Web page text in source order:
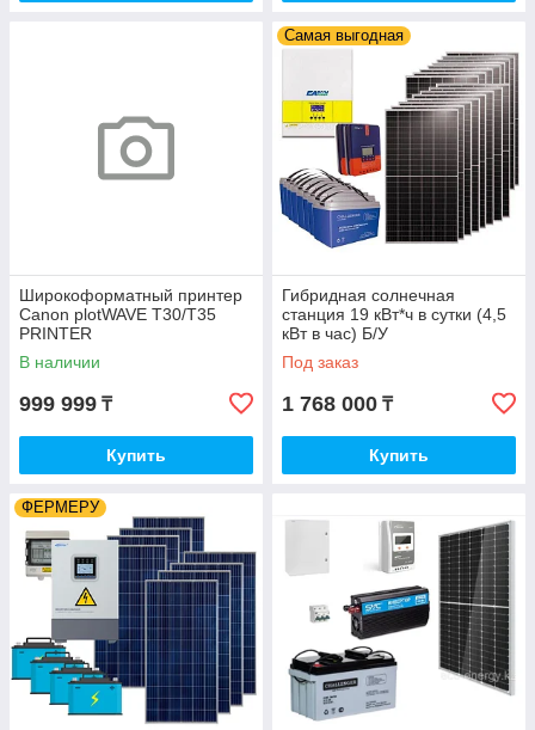
Широкоформатный принтер
Canon plotWAVE T30/T35
PRINTER
В наличии
999 999 ₸
Купить
Самая выгодная
Гибридная солнечная
станция 19 кВт*ч в сутки (4,5
кВт в час) Б/У
Под заказ
1 768 000 ₸
Купить
ФЕРМЕРУ